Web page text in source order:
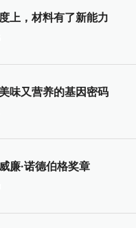
上，材料有了新能力
味又营养的基因密码
廉·诺德伯格奖章